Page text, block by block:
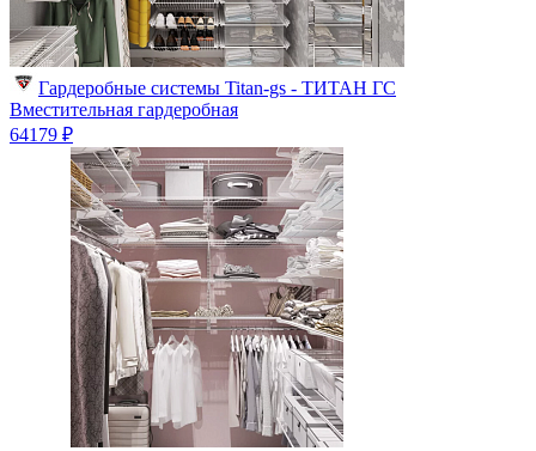
Гардеробные системы Titan-gs - ТИТАН ГС
Вместительная гардеробная
64179 ₽